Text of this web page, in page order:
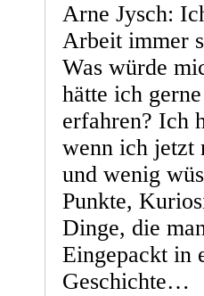
Arne Jysch:
Arbeit immer
Was würde
hätte ich
erfahren? Ich
wenn ich jetzt
und wenig
Punkte,
Dinge, die
Eingepackt in
Geschichte…